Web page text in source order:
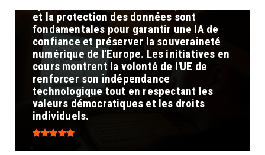
et la protection des données sont
fondamentales pour garantir une IA de
confiance et préserver la souveraineté
numérique de l'Europe. Les initiatives en
cours montrent la volonté de l'UE de
renforcer son indépendance
technologique tout en respectant les
valeurs démocratiques et les droits
individuels.